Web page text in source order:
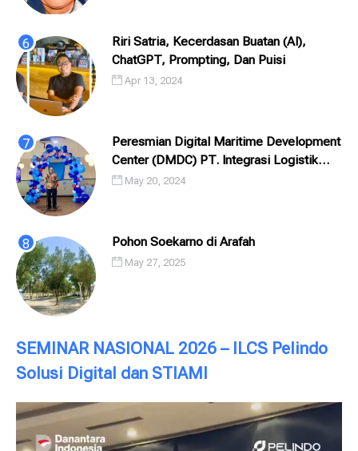
Riri Satria, Kecerdasan Buatan (AI),
ChatGPT, Prompting, Dan Puisi
Apr 13, 2024
Peresmian Digital Maritime Development
Center (DMDC) PT. Integrasi Logistik
Cipta Solusi (ILCS) / Pelindo Solusi
May 20, 2024
Pohon Soekarno di Arafah
May 27, 2025
SEMINAR NASIONAL 2026 – ILCS Pelindo
Solusi Digital dan STIAMI